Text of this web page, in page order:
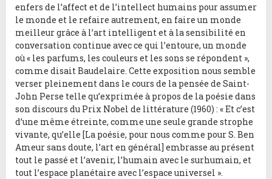
enfers de l’affect et de l’intellect humains pour assumer
le monde et le refaire autrement, en faire un monde
meilleur grâce à l’art intelligent et à la sensibilité en
conversation continue avec ce qui l’entoure, un monde
où « les parfums, les couleurs et les sons se répondent »,
comme disait Baudelaire. Cette exposition nous semble
verser pleinement dans le cours de la pensée de Saint-
John Perse telle qu’exprimée à propos de la poésie dans
son discours du Prix Nobel de littérature (1960) : « Et c’est
d’une même étreinte, comme une seule grande strophe
vivante, qu’elle [La poésie, pour nous comme pour S. Ben
Ameur sans doute, l’art en général] embrasse au présent
tout le passé et l’avenir, l’humain avec le surhumain, et
tout l’espace planétaire avec l’espace universel ».